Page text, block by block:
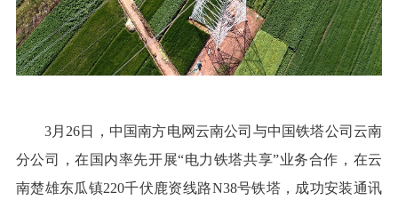
3月26日，中国南方电网云南公司与中国铁塔公司云南
分公司，在国内率先开展“电力铁塔共享”业务合作，在云
南楚雄东瓜镇220千伏鹿资线路N38号铁塔，成功安装通讯